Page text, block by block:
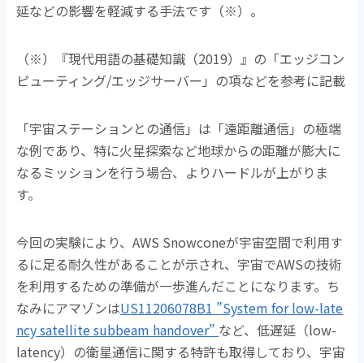
延などの影響を軽減する手法です（※）。
（※）『現代用語の基礎知識（2019）』の「エッジコン
ピューティング/エッジサーバー」の項などを参考に記載
「宇宙ステーションとの通信」は「遠距離通信」の極端
な例であり、特に火星探索など地球からの距離が膨大に
なるミッションを行う場合、よりハードルが上がりま
す。
今回の実験により、AWS Snowconeが宇宙空間で利用す
るに足る耐久性があることが示され、宇宙でAWSの技術
を利用するための準備が一歩進んだことになります。ち
なみにアマゾンはUS11206078B1 ”System for low-late
ncy satellite subbeam handover” など、低遅延（low-
latency）の衛星通信に関する特許も取得しており、宇宙